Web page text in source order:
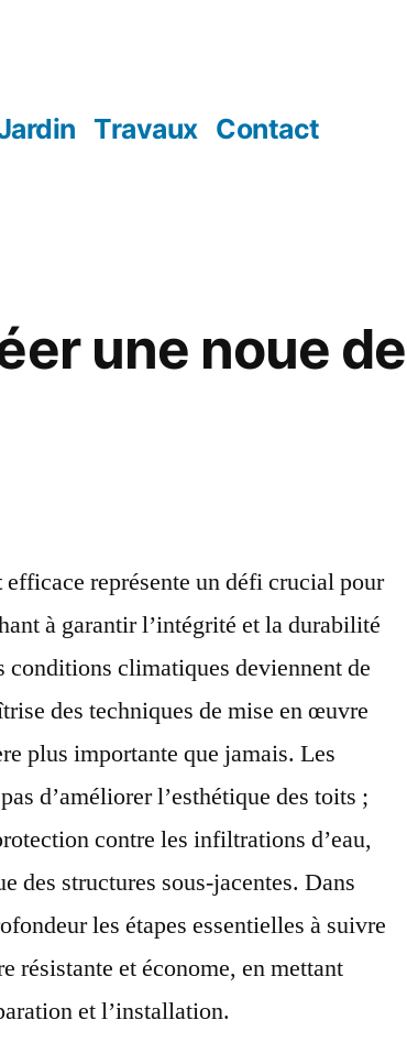
Travaux Contact
une noue
efficace représente un défi crucial pour
à garantir l’intégrité et la durabilité
conditions climatiques deviennent de
des techniques de mise en œuvre
plus importante que jamais. Les
d’améliorer l’esthétique des toits ;
contre les infiltrations d’eau,
des structures sous-jacentes. Dans
les étapes essentielles à suivre
résistante et économe, en mettant
et l’installation.